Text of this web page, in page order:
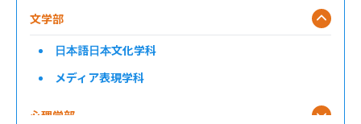
文学部
日本語日本文化学科
メディア表現学科
心理学部